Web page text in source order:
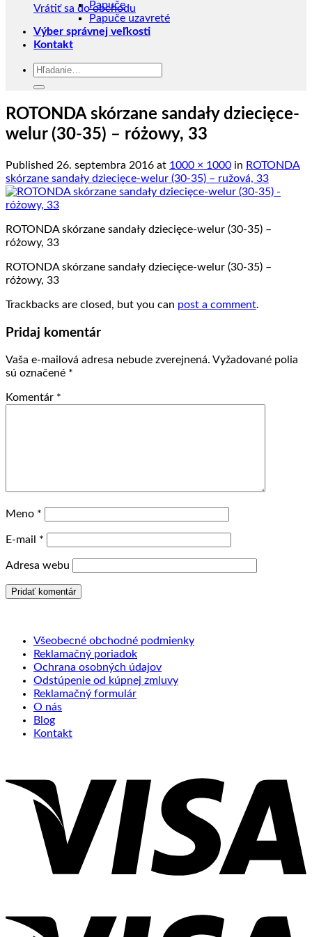
Vrátiť sa do obchodu
Papuče
Papuče uzavreté
Výber správnej veľkosti
Kontakt
Hľadať:
ROTONDA skórzane sandały dziecięce-
welur (30-35) – różowy, 33
Published 26. septembra 2016 at 1000 × 1000 in ROTONDA
skórzane sandały dziecięce-welur (30-35) – ružová, 33
ROTONDA skórzane sandały dziecięce-welur (30-35) –
różowy, 33
ROTONDA skórzane sandały dziecięce-welur (30-35) –
różowy, 33
Trackbacks are closed, but you can post a comment.
Pridaj komentár
Vaša e-mailová adresa nebude zverejnená. Vyžadované polia
sú označené *
Komentár *
Meno *
E-mail *
Adresa webu
Všeobecné obchodné podmienky
Reklamačný poriadok
Ochrana osobných údajov
Odstúpenie od kúpnej zmluvy
Reklamačný formulár
O nás
Blog
Kontakt